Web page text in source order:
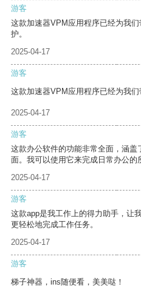
游客
这款加速器VPM应用程序已经为我
护。
2025-04-17
游客
这款加速器VPM应用程序已经为我们
2025-04-17
游客
这款办公软件的功能非常全面，涵
面。我可以使用它来完成日常办公的
2025-04-17
游客
这款app是我工作上的得力助手，让
更轻松地完成工作任务。
2025-04-17
游客
梯子神器，ins随便看，美美哒！